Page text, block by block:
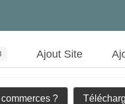
Ajout Site
?